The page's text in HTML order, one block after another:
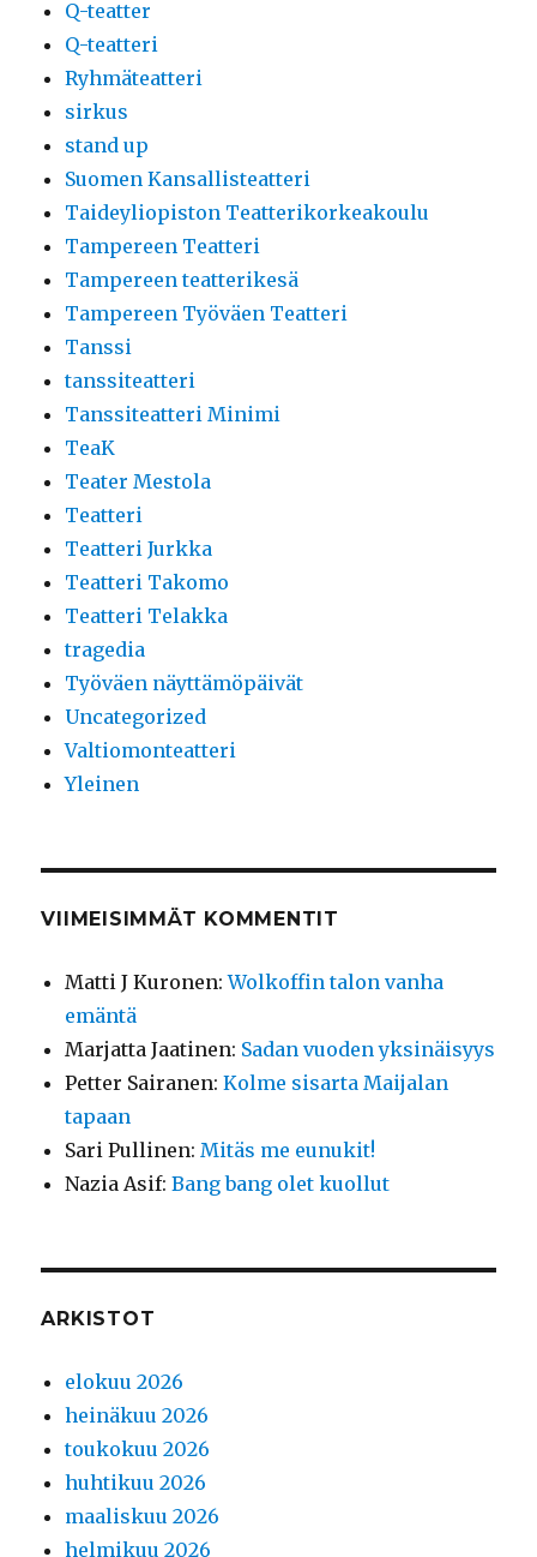
Q-teatter
Q-teatteri
Ryhmäteatteri
sirkus
stand up
Suomen Kansallisteatteri
Taideyliopiston Teatterikorkeakoulu
Tampereen Teatteri
Tampereen teatterikesä
Tampereen Työväen Teatteri
Tanssi
tanssiteatteri
Tanssiteatteri Minimi
TeaK
Teater Mestola
Teatteri
Teatteri Jurkka
Teatteri Takomo
Teatteri Telakka
tragedia
Työväen näyttämöpäivät
Uncategorized
Valtiomonteatteri
Yleinen
VIIMEISIMMÄT KOMMENTIT
Matti J Kuronen:Wolkoffin talon vanha
emäntä
Marjatta Jaatinen: Sadan vuoden yksinäisyys
Petter Sairanen:Kolme sisarta Maijalan
tapaan
Sari Pullinen:Mitäs me eunukit!
Nazia Asif:Bang bang olet kuollut
ARKISTOT
elokuu 2026
heinäkuu 2026
toukokuu 2026
huhtikuu 2026
maaliskuu 2026
helmikuu 2026